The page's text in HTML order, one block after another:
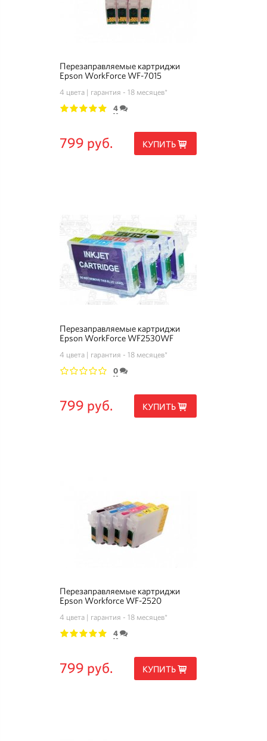
Перезаправляемые картриджи
Epson WorkForce WF-7015
4 цвета гарантия - 18 месяцев*
4
799 руб. КУПИТЬ
Перезаправляемые картриджи
Epson WorkForce WF2530WF
4 цвета гарантия - 18 месяцев*
0
799 руб. КУПИТЬ
Перезаправляемые картриджи
Epson Workforce WF-2520
4 цвета гарантия - 18 месяцев*
4
799 руб. КУПИТЬ